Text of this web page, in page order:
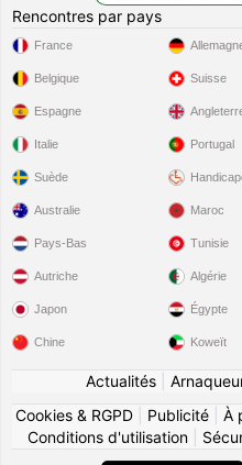
Rencontres par pays
France
Belgique
Espagne
Italie
Suède
Suisse
Portugal
Australie
Pays-Bas
Autriche
Japon
Chine
Maroc
Tunisie
Algérie
Égypte
Koweït
Actualités|
Cookies & RGPD
Publicité À
Conditions d'utilisation|